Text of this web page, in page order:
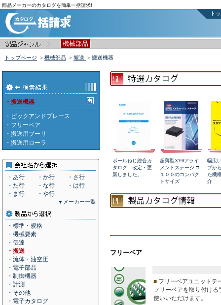
部品メーカーのカタログを簡単一括請求!
ト
| 機械部品 |
トップページ > 機械部品 > 搬送 > 搬送機器
・搬送機器
・ ピックアンドプレース
・ フリーベア
・ 搬送用プーリ
・ 搬送用ローラ
・あ行 ・か行
・さ行
・た行
・な行
・は行
・ま行
・や行
▼メーカー一覧
・標準・規格
・機械要素
・伝達
・搬送
・流体・油空圧
・電子部品
・制御機器
・計測
・その他
・電子カタログ
ボールねじ総合カ
タログ 改定・更
新しました。
超薄型XYθアライ
メントステージ □
１００のコンパク
トサイズ
幅広
プか
た機
介
フリーベア
■ フリーベアユニットテ
フリーベアを取り付け
使いいただけます。